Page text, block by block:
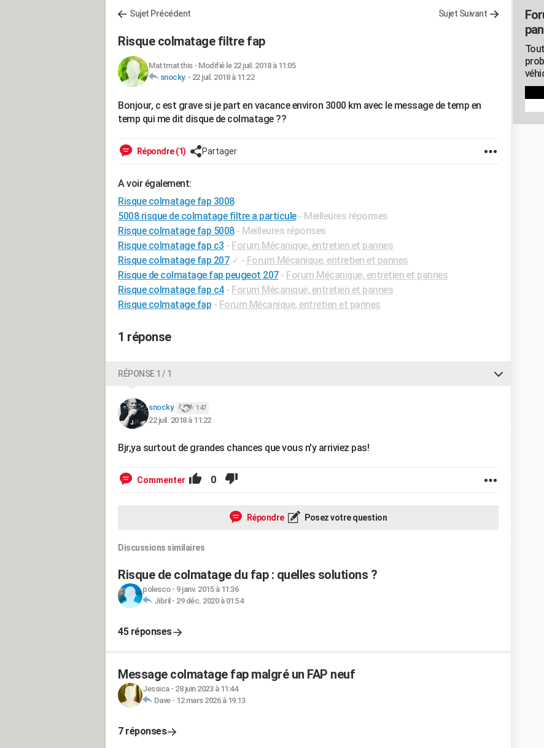
Sujet Précédent Sujet Suivant
Risque colmatage filtre fap
Mattmatthis- Modifié le 22 juil. 2018 à 11:05
snocky. - 22 juil. 2018 à 11:22
Bonjour, c est grave si je part en vacance environ 3000 km avec le message de temp en
temp qui me dit disque de colmatage ??
Répondre (1) Partager
A voir également:
Risque colmatage fap 3008
5008 risque de colmatage filtre a particule - Meilleures réponses
Risque colmatage fap 5008 - Meilleures réponses
Risque colmatage fap c3 - Forum Mécanique, entretien et pannes
Risque colmatage fap 207 ✓ - Forum Mécanique, entretien et pannes
Risque de colmatage fap peugeot 207 - Forum Mécanique, entretien et pannes
Risque colmatage fap c4 - Forum Mécanique, entretien et pannes
Risque colmatage fap - Forum Mécanique, entretien et pannes
1 réponse
RÉPONSE 1 / 1
snocky. 147
22 juil. 2018 à 11:22
Bjr,ya surtout de grandes chances que vous n'y arriviez pas!
Commenter 0
Répondre Posez votre question
Discussions similaires
Risque de colmatage du fap : quelles solutions ?
polesco- 9 janv. 2015 à 11:36
Jibril - 29 déc. 2020 à 01:54
45 réponses
Message colmatage fap malgré un FAP neuf
Jessica- 28 juin 2023 à 11:44
Dave- 12 mars 2026 à 19:13
7 réponses